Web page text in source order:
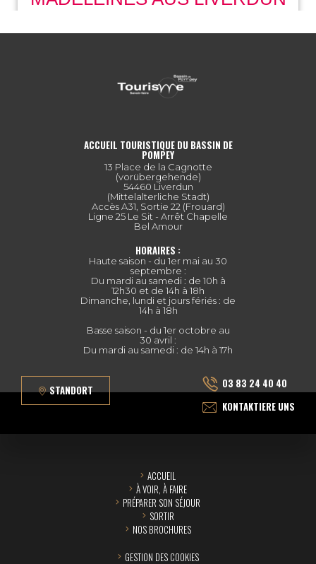
ACCUEIL TOURISTIQUE DU BASSIN DE
POMPEY
13 Place de la Cagnotte
(vorübergehende)
54460 Liverdun
(Mittelalterliche Stadt)
Accès A31, Sortie 22 (Frouard)
Ligne 25 Le Sit - Arrêt Chapelle
Bel Amour
HORAIRES :
Haute saison - du 1er mai au 30
septembre :
Du mardi au samedi : de 10h à
12h30 et de 14h à 18h
Dimanche, lundi et jours fériés : de
14h à 18h
Basse saison - du 1er octobre au
30 avril :
Du mardi au samedi : de 14h à 17h
STANDORT
03 83 24 40 40
KONTAKTIERE UNS
ACCUEIL
À VOIR, À FAIRE
PRÉPARER SON SÉJOUR
SORTIR
NOS BROCHURES
GESTION DES COOKIES